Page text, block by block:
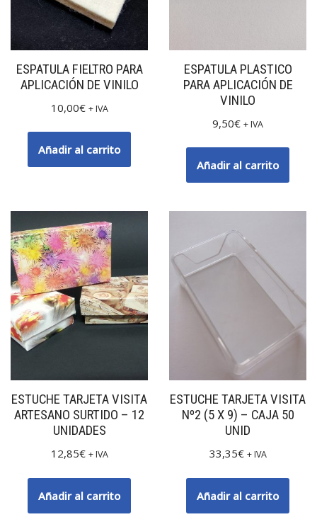
ESPATULA FIELTRO PARA
APLICACIÓN DE VINILO
10,00€ + IVA
Añadir al carrito
ESPATULA PLASTICO
PARA APLICACIÓN DE
VINILO
9,50€ + IVA
Añadir al carrito
ESTUCHE TARJETA VISITA
ARTESANO SURTIDO – 12
UNIDADES
12,85€ + IVA
Añadir al carrito
ESTUCHE TARJETA VISITA
Nº2 (5 X 9) – CAJA 50
UNID
33,35€ + IVA
Añadir al carrito